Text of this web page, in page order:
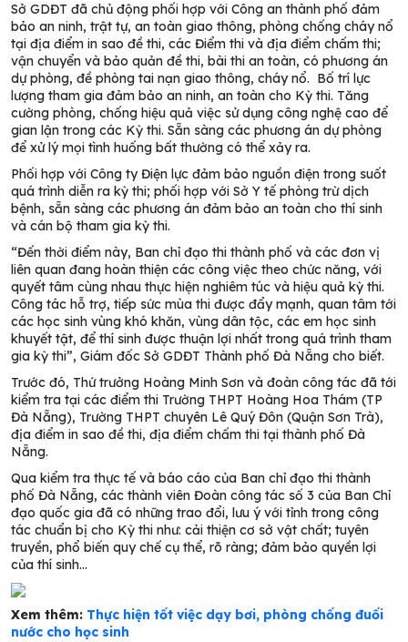
Sở GDĐT đã chủ động phối hợp với Công an thành phố đảm
bảo an ninh, trật tự, an toàn giao thông, phòng chống cháy nổ
tại địa điểm in sao đề thi, các Điểm thi và địa điểm chấm thi;
vận chuyển và bảo quản đề thi, bài thi an toàn, có phương án
dự phòng, đề phòng tai nạn giao thông, cháy nổ. Bố trí lực
lượng tham gia đảm bảo an ninh, an toàn cho Kỳ thi. Tăng
cường phòng, chống hiệu quả việc sử dụng công nghệ cao để
gian lận trong các Kỳ thi. Sẵn sàng các phương án dự phòng
để xử lý mọi tình huống bất thường có thể xảy ra.
Phối hợp với Công ty Điện lực đảm bảo nguồn điện trong suốt
quá trình diễn ra kỳ thi; phối hợp với Sở Y tế phòng trừ dịch
bệnh, sẵn sàng các phương án đảm bảo an toàn cho thí sinh
và cán bộ tham gia kỳ thi.
“Đến thời điểm này, Ban chỉ đạo thi thành phố và các đơn vị
liên quan đang hoàn thiện các công việc theo chức năng, với
quyết tâm cùng nhau thực hiện nghiêm túc và hiệu quả kỳ thi.
Công tác hỗ trợ, tiếp sức mùa thi được đẩy mạnh, quan tâm tới
các học sinh vùng khó khăn, vùng dân tộc, các em học sinh
khuyết tật, để thí sinh được thuận lợi nhất trong quá trình tham
gia kỳ thi”, Giám đốc Sở GDĐT Thành phố Đà Nẵng cho biết.
Trước đó, Thứ trưởng Hoàng Minh Sơn và đoàn công tác đã tới
kiểm tra tại các điểm thi Trường THPT Hoàng Hoa Thám (TP
Đà Nẵng), Trường THPT chuyên Lê Quý Đôn (Quận Sơn Trà),
địa điểm in sao đề thi, địa điểm chấm thi tại thành phố Đà
Nẵng.
Qua kiểm tra thực tế và báo cáo của Ban chỉ đạo thi thành
phố Đà Nẵng, các thành viên Đoàn công tác số 3 của Ban Chỉ
đạo quốc gia đã có những trao đổi, lưu ý với tỉnh trong công
tác chuẩn bị cho Kỳ thi như: cải thiện cơ sở vật chất; tuyên
truyền, phổ biến quy chế cụ thể, rõ ràng; đảm bảo quyền lợi
của thí sinh…
Xem thêm: Thực hiện tốt việc dạy bơi, phòng chống đuối
nước cho học sinh